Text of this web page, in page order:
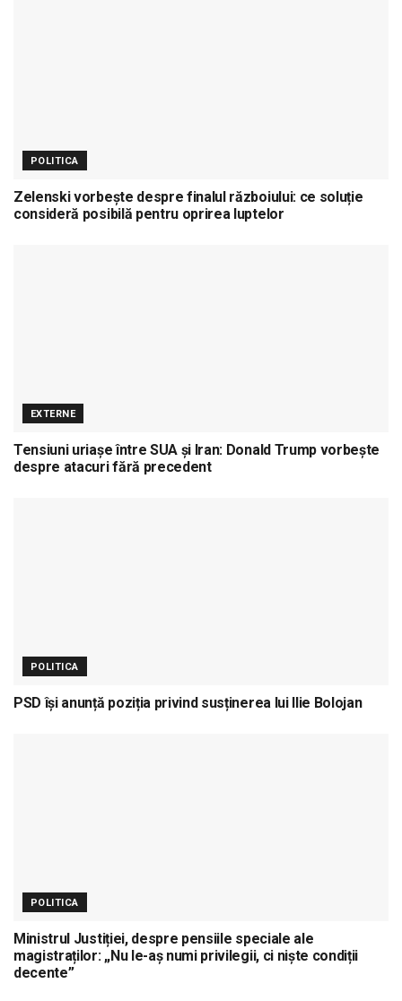
POLITICA
Zelenski vorbește despre finalul războiului: ce soluție
consideră posibilă pentru oprirea luptelor
EXTERNE
Tensiuni uriașe între SUA și Iran: Donald Trump vorbește
despre atacuri fără precedent
POLITICA
PSD își anunță poziția privind susținerea lui Ilie Bolojan
POLITICA
Ministrul Justiției, despre pensiile speciale ale
magistraților: „Nu le-aș numi privilegii, ci niște condiții
decente”